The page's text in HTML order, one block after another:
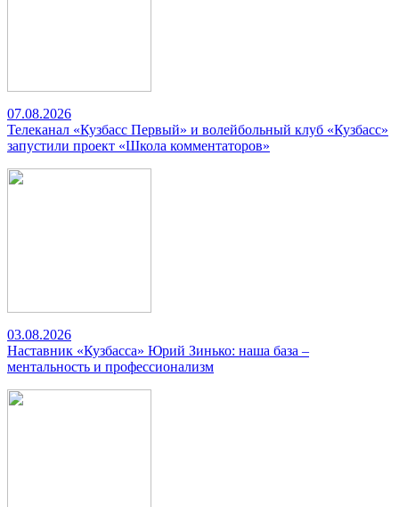
07.08.2026
Телеканал «Кузбасс Первый» и волейбольный клуб «Кузбасс»
запустили проект «Школа комментаторов»
03.08.2026
Наставник «Кузбасса» Юрий Зинько: наша база –
ментальность и профессионализм